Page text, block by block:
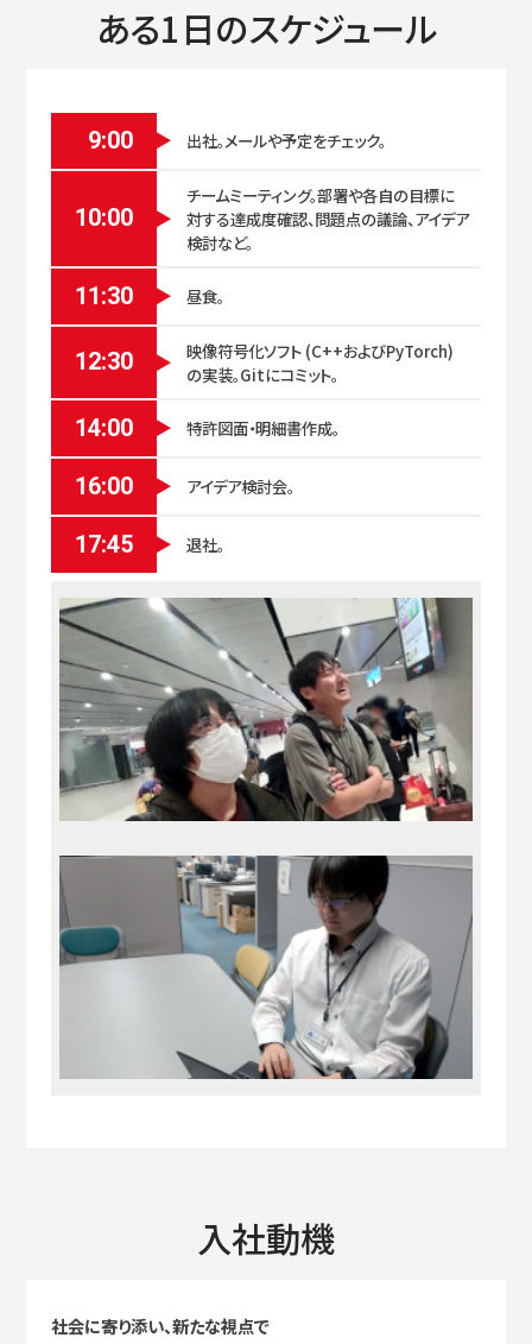
ある1日のスケジュール
9:00 出社。メールや予定をチェック。
10:00
チームミーティング。部署や各自の目標に
対する達成度確認、問題点の議論、アイデア
検討など。
11:30 昼食。
12:30
映像符号化ソフト (C++およびPyTorch)
の実装。Gitにコミット。
14:00 特許図面・明細書作成。
16:00 アイデア検討会。
17:45 退社。
入社動機
社会に寄り添い、新たな視点で